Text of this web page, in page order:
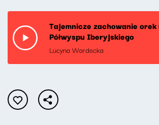
Tajemnicze zachowanie
Półwyspu Iberyjskiego
Lucyna Wardecka